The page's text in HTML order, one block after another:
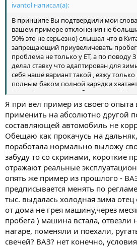
Вот предыдущая машина у меня была
прекрасный экономичный
Так вот по трассе (паспортный расход
при относительно равномерном
скоростью 100 км/ч на протяжении
В среднем при загородном режиме
заправки она могла проехать 720-760
ТО когда маслице подуставшее уже
км.... а если еще и бензин попался "не
650 не выкатишься...
Я вот планирую на своем ET до НГ
посмотреть его поведение не дороге и
статистику... а может и до Казани
Но зимой как ни крути я думаю из 800-
получится. Опять же кто как
ivantol написал(а):
В принципе Вы подтвердили мои
вашем примере отклонения не
50% это не серьезно) слышал что в
запрещающий приувеличевать пробег
проблема не только у ET, а по поводу
делал ставку что адаптирован для
себя нашё вариант такой , езжу только
полным баком полной зарядки
40 км. В день , это как бы тоже не
есть разетка не дорогая то получается
зарятки за 40мин. 700р. 100% в день
экспресс зарядки 19р. За Кв.
Я при вел пример из своего опыта
применить на абсолютно другой
составляющей автомобиль не
Обещаю как прокачусь на
поработала нормально выложу
забуду то со скринами, короткие
отражают реальные
опять же пример из прошлого -
предписывается менять по
тыс. выдалась холодная зима отец
от дома не грея машину,через
пробега ) машина встала, отвезли
нагаре, поменяли и поехали,
свечей? ВАЗ? нет конечно,